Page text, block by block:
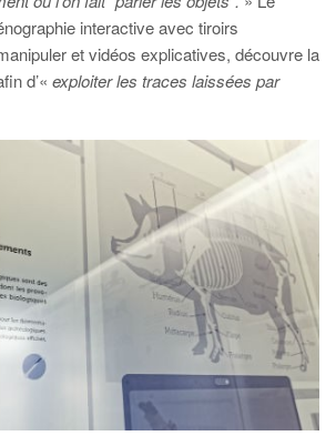
interactive avec tiroirs
et vidéos explicatives, découvre la
d’« exploiter les traces laissées par